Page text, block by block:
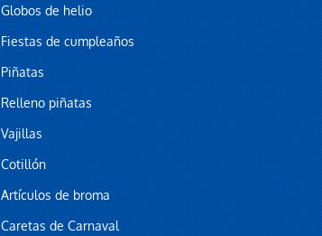
Globos de helio
Fiestas de cumpleaños
Piñatas
Relleno piñatas
Vajillas
Cotillón
Artículos de broma
Caretas de Carnaval